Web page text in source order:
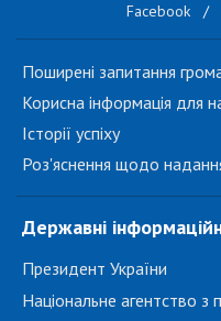
Facebook /
Поширені запитання
Корисна інформація для
Історії успіху
Роз'яснення щодо
Державні
Президент України
Національне агентство з